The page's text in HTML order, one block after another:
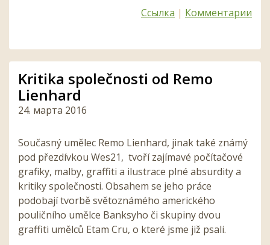
Ссылка | Комментарии
Kritika společnosti od Remo
Lienhard
24. марта 2016
Současný umělec Remo Lienhard, jinak také známý
pod přezdívkou Wes21, tvoří zajímavé počítačové
grafiky, malby, graffiti a ilustrace plné absurdity a
kritiky společnosti. Obsahem se jeho práce
podobají tvorbě světoznámého amerického
pouličního umělce Banksyho či skupiny dvou
graffiti umělců Etam Cru, o které jsme již psali.